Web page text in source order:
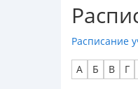
Расписание
А Б В Г